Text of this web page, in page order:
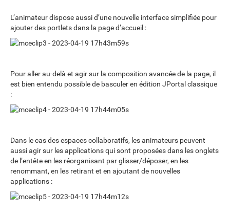
L’animateur dispose aussi d’une nouvelle interface simplifiée pour
ajouter des portlets dans la page d’accueil :
Pour aller au-delà et agir sur la composition avancée de la page, il
est bien entendu possible de basculer en édition JPortal classique
:
Dans le cas des espaces collaboratifs, les animateurs peuvent
aussi agir sur les applications qui sont proposées dans les onglets
de l’entête en les réorganisant par glisser/déposer, en les
renommant, en les retirant et en ajoutant de nouvelles
applications :